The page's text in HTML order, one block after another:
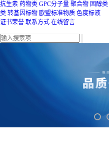
抗生素 药物类 GPC分子量 聚合物 固醇类
类 转基因标物 欧盟标准物质 色度标液
证书荣誉 联系方式 在线留言